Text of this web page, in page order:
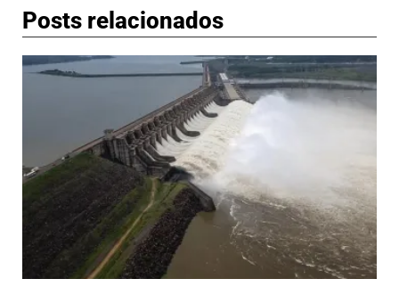
Posts relacionados